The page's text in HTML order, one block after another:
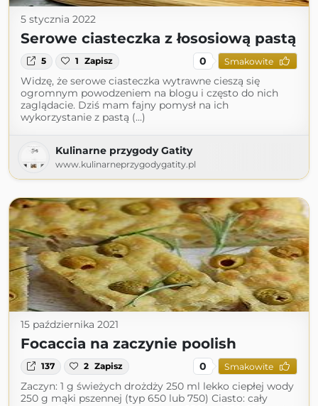
5 stycznia 2022
Serowe ciasteczka z łososiową pastą
5 1 Zapisz 0 Smakowite
Widzę, że serowe ciasteczka wytrawne cieszą się
ogromnym powodzeniem na blogu i często do nich
zaglądacie. Dziś mam fajny pomysł na ich
wykorzystanie z pastą (...)
Kulinarne przygody Gatity
www.kulinarneprzygodygatity.pl
15 października 2021
Focaccia na zaczynie poolish
137 2 Zapisz 0 Smakowite
Zaczyn: 1 g świeżych drożdży 250 ml lekko ciepłej wody
250 g mąki pszennej (typ 650 lub 750) Ciasto: cały